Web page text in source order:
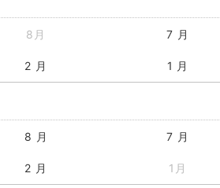
8月 7 月
2 月 1 月
8 月 7 月
2 月 1月